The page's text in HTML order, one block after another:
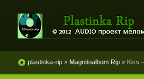
винила и
plastinka-rip » Magnitoalbom Rip » Kiss